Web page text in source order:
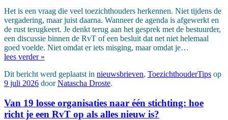
Het is een vraag die veel toezichthouders herkennen. Niet tijdens de
vergadering, maar juist daarna. Wanneer de agenda is afgewerkt en
de rust terugkeert. Je denkt terug aan het gesprek met de bestuurder,
een discussie binnen de RvT of een besluit dat net niet helemaal
goed voelde. Niet omdat er iets misging, maar omdat je…
lees verder »
Dit bericht werd geplaatst in nieuwsbrieven, ToezichthouderTips op
9 juli 2026 doorNatascha Droste.
Van 19 losse organisaties naar één stichting: hoe
richt je een RvT op als alles nieuw is?